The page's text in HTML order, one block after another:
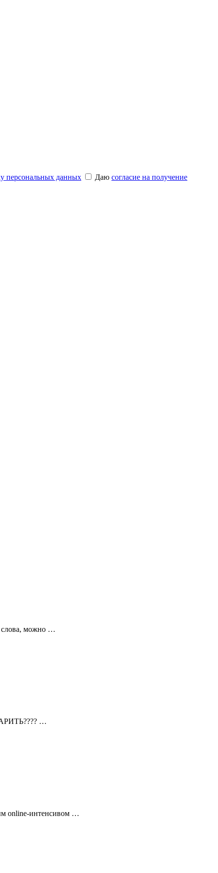
персональных данных Даю согласие на получение
слова, можно …
…
online-интенсивом …